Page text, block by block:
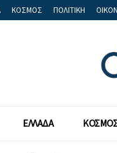
ΚΟΣΜΟΣ ΠΟΛΙΤΙΚΗ
ΕΛΛΑΔΑ